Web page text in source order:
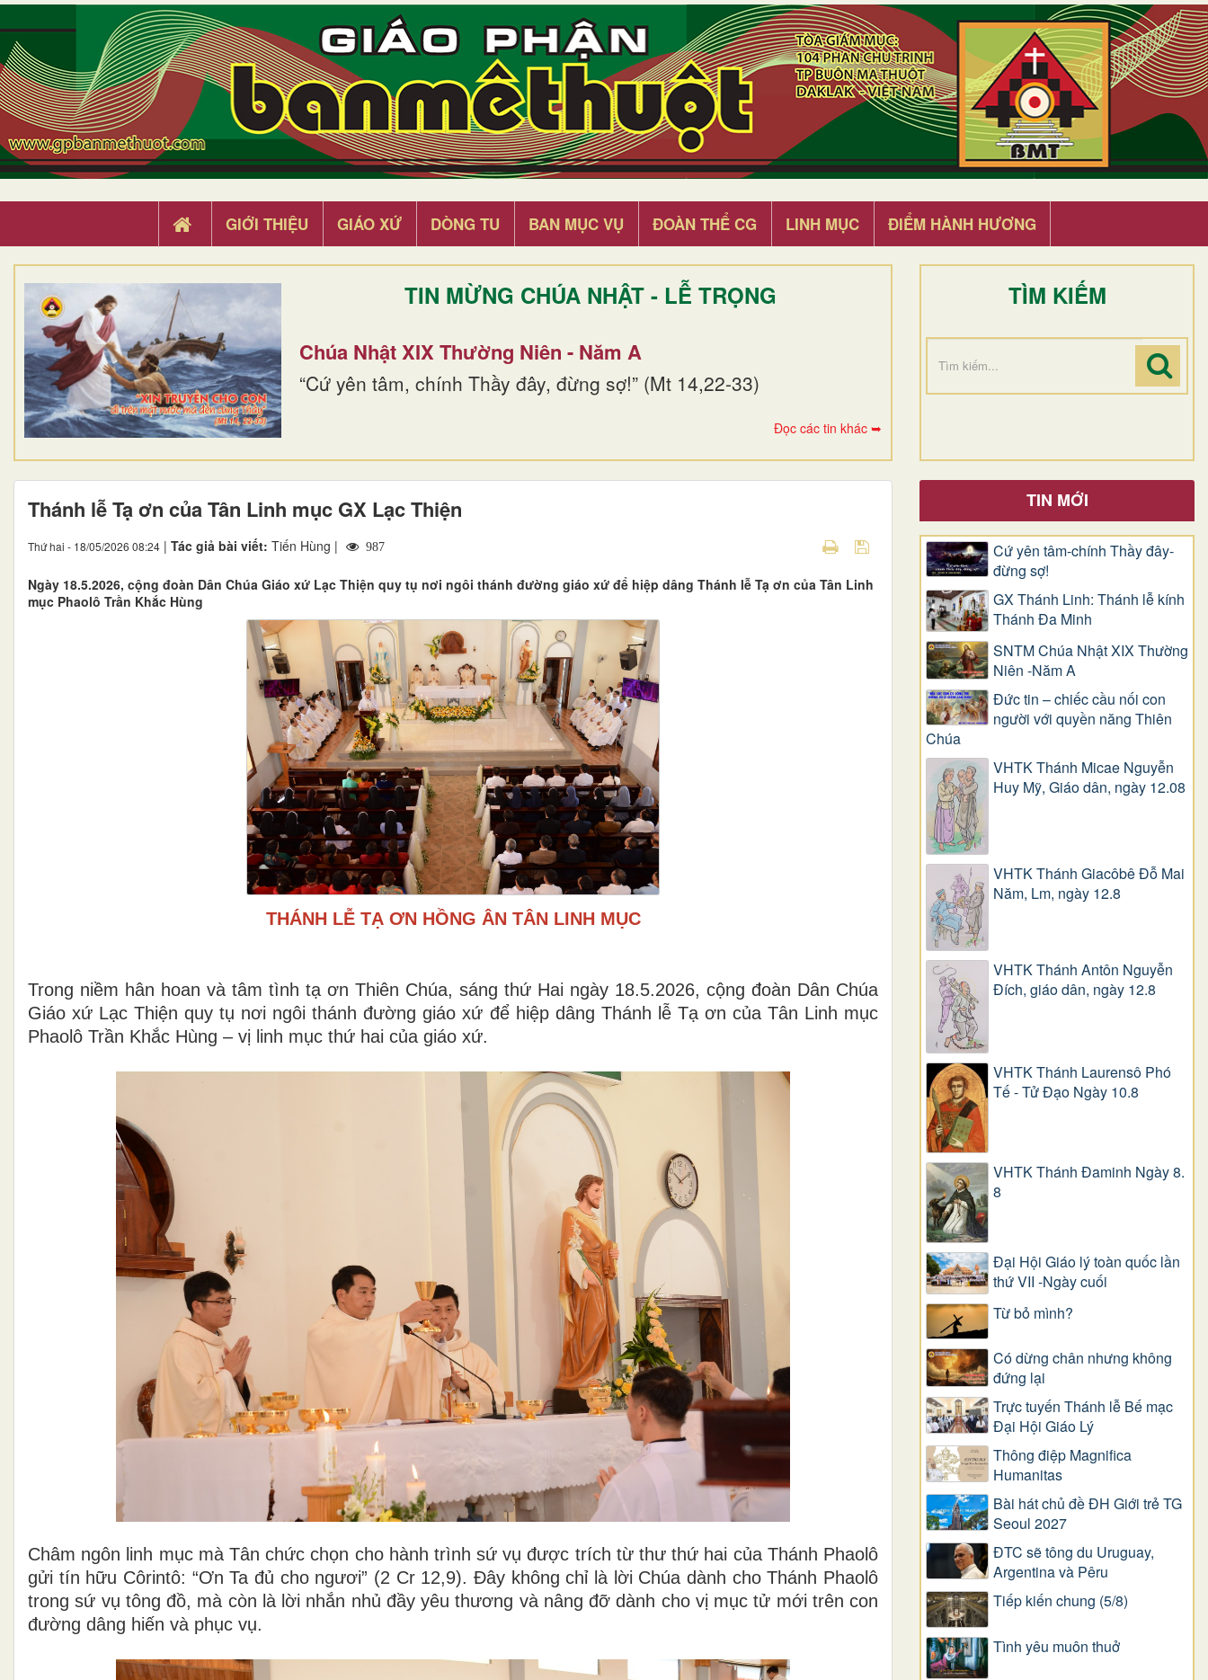
GIỚI THIỆU GIÁO XỨ DÒNG TU BAN MỤC VỤ ĐOÀN THỂ CG LINH MỤC ĐIỂM HÀNH HƯƠNG
TIN MỪNG CHÚA NHẬT - LỄ TRỌNG
Chúa Nhật XIX Thường Niên - Năm A
“Cứ yên tâm, chính Thầy đây, đừng sợ!” (Mt 14,22-33)
Đọc các tin khác ➥
TÌM KIẾM
Thánh lễ Tạ ơn của Tân Linh mục GX Lạc Thiện
Thứ hai - 18/05/2026 08:24 | Tác giả bài viết: Tiến Hùng | 987
Ngày 18.5.2026, cộng đoàn Dân Chúa Giáo xứ Lạc Thiện quy tụ nơi ngôi thánh đường giáo xứ để hiệp dâng Thánh lễ Tạ ơn của Tân Linh
mục Phaolô Trần Khắc Hùng
THÁNH LỄ TẠ ƠN HỒNG ÂN TÂN LINH MỤC
Trong niềm hân hoan và tâm tình tạ ơn Thiên Chúa, sáng thứ Hai ngày 18.5.2026, cộng đoàn Dân Chúa
Giáo xứ Lạc Thiện quy tụ nơi ngôi thánh đường giáo xứ để hiệp dâng Thánh lễ Tạ ơn của Tân Linh mục
Phaolô Trần Khắc Hùng – vị linh mục thứ hai của giáo xứ.
Châm ngôn linh mục mà Tân chức chọn cho hành trình sứ vụ được trích từ thư thứ hai của Thánh Phaolô
gửi tín hữu Côrintô: “Ơn Ta đủ cho ngươi” (2 Cr 12,9). Đây không chỉ là lời Chúa dành cho Thánh Phaolô
trong sứ vụ tông đồ, mà còn là lời nhắn nhủ đầy yêu thương và nâng đỡ dành cho vị mục tử mới trên con
đường dâng hiến và phục vụ.
TIN MỚI
Cứ yên tâm-chính Thầy đây-
đừng sợ!
GX Thánh Linh: Thánh lễ kính
Thánh Đa Minh
SNTM Chúa Nhật XIX Thường
Niên -Năm A
Đức tin – chiếc cầu nối con
người với quyền năng Thiên
Chúa
VHTK Thánh Micae Nguyễn
Huy Mỹ, Giáo dân, ngày 12.08
VHTK Thánh Giacôbê Ðỗ Mai
Năm, Lm, ngày 12.8
VHTK Thánh Antôn Nguyễn
Ðích, giáo dân, ngày 12.8
VHTK Thánh Laurensô Phó
Tế - Tử Đạo Ngày 10.8
VHTK Thánh Đaminh Ngày 8.
8
Đại Hội Giáo lý toàn quốc lần
thứ VII -Ngày cuối
Từ bỏ mình?
Có dừng chân nhưng không
đứng lại
Trực tuyến Thánh lễ Bế mạc
Đại Hội Giáo Lý
Thông điệp Magnifica
Humanitas
Bài hát chủ đề ĐH Giới trẻ TG
Seoul 2027
ĐTC sẽ tông du Uruguay,
Argentina và Pêru
Tiếp kiến chung (5/8)
Tình yêu muôn thuở